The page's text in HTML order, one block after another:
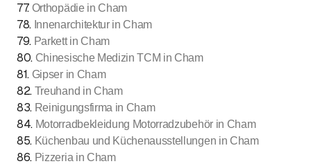
77. Orthopädie in Cham
78. Innenarchitektur in Cham
79. Parkett in Cham
80. Chinesische Medizin TCM in Cham
81. Gipser in Cham
82. Treuhand in Cham
83. Reinigungsfirma in Cham
84. Motorradbekleidung Motorradzubehör in Cham
85. Küchenbau und Küchenausstellungen in Cham
86. Pizzeria in Cham